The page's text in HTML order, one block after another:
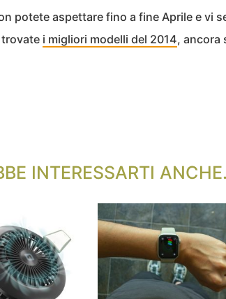
potete aspettare fino a fine Aprile e vi
i migliori modelli del 2014, ancora
INTERESSARTI